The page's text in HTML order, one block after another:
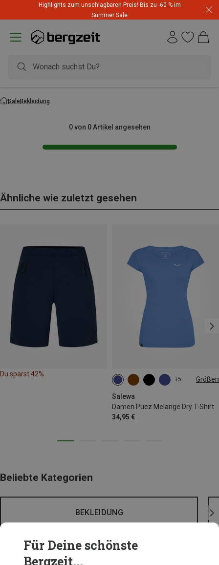
Highlights zum unschlagbaren Preis! Bis zu -60 % im
Summer Sale
SaleBekleidung
0 von 0 Artikel angesehen
Ähnliche wie zuletzt gesehen
Du sparst 42%
+5 Größen
Salewa
Damen Puez Melange Dry T-Shirt
34,95 €
XS S M
Beliebte Kategorien
BEKLEIDUNG
Für Deine schönste
Bergzeit...